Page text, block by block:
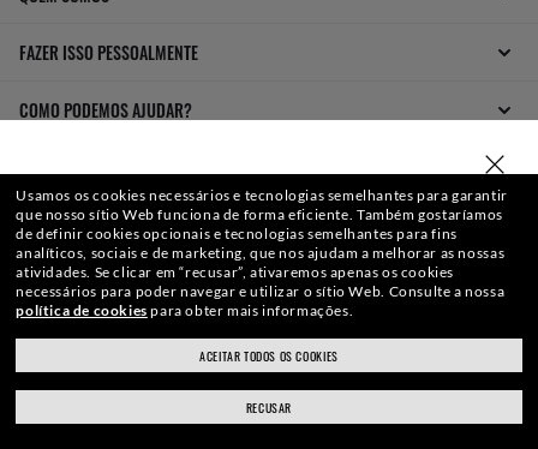
SELECIONE OU DIGITE SUA LOJA
ray-ban.com/brazil ray-ban.com/usa
Escolha uma loja diferente
FAZER ISSO PESSOALMENTE
COMO PODEMOS AJUDAR?
INDIQUE UM AMIGO
GARANTA R$ 50 OFF
WebID #841 417 413
Usamos os cookies necessários e tecnologias semelhantes para garantir
que nosso sítio Web funciona de forma eficiente. Também gostaríamos
de definir cookies opcionais e tecnologias semelhantes para fins
analíticos, sociais e de marketing, que nos ajudam a melhorar as nossas
atividades. Se clicar em “recusar”, ativaremos apenas os cookies
necessários para poder navegar e utilizar o sítio Web. Consulte a nossa
política de cookies para obter mais informações.
ACEITAR TODOS OS COOKIES
RECUSAR